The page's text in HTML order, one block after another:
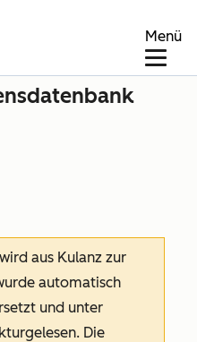
Menü
aus Kulanz zur
automatisch
und unter
Die